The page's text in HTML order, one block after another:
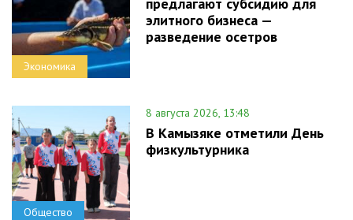
Экономика
элитного бизнеса —
разведение осетров
Общество
8 августа 2026, 13:48
В Камызяке отметили День
физкультурника